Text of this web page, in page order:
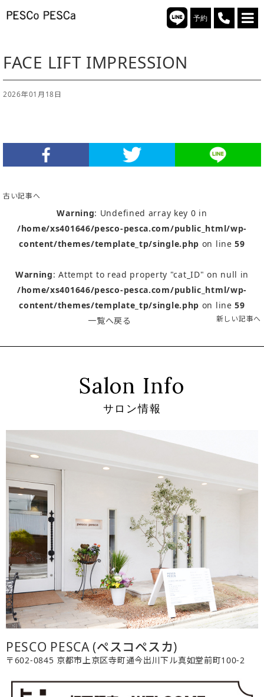
予約
FACE LIFT IMPRESSION
2026年01月18日
古い記事へ
Warning: Undefined array key 0 in
/home/xs401646/pesco-pesca.com/public_html/wp-
content/themes/template_tp/single.php on line59
Warning: Attempt to read property "cat_ID" on null in
/home/xs401646/pesco-pesca.com/public_html/wp-
content/themes/template_tp/single.php on line59
一覧へ戻る
新しい記事へ
Salon Info
サロン情報
PESCO PESCA (ペスコペスカ)
〒602-0845 京都市上京区寺町通今出川下ル真如堂前町100-2